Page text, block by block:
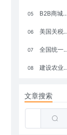
05 B2B商城系统搭建：开发语言、功能、优势分析
06 美国关税政策冲击全球电商格局：五大类平台受重创，转型与自救成关键
07 全国统一大市场：电商如何掘金新蓝海？
08 建设农业强国，网上商城来助力！
文章搜索